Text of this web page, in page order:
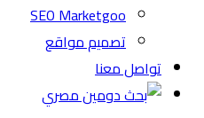
SEO Marketgoo
تصميم مواقع
تواصل معنا